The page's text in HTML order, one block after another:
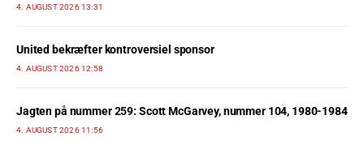
4. AUGUST 2026 13:31
United bekræfter kontroversiel sponsor
4. AUGUST 2026 12:58
Jagten på nummer 259: Scott McGarvey, nummer 104, 1980-1984
4. AUGUST 2026 11:56